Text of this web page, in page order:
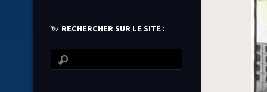
RECHERCHER SUR LE SITE :